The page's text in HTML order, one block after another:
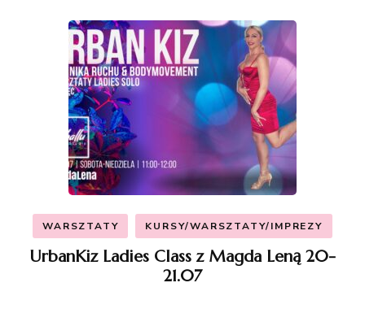
WARSZTATY KURSY/WARSZTATY/IMPREZY
UrbanKiz Ladies Class z Magda Leną 20-
21.07